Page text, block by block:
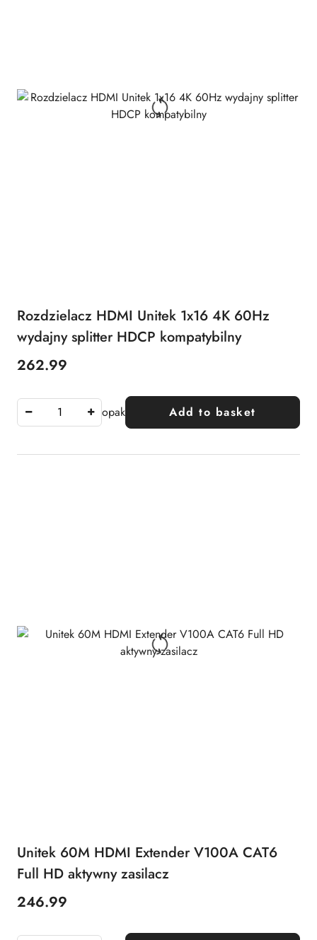
Rozdzielacz HDMI Unitek 1x16 4K 60Hz
wydajny splitter HDCP kompatybilny
Price:
262.99
opak Add to basket
Unitek 60M HDMI Extender V100A CAT6
Full HD aktywny zasilacz
Price:
246.99